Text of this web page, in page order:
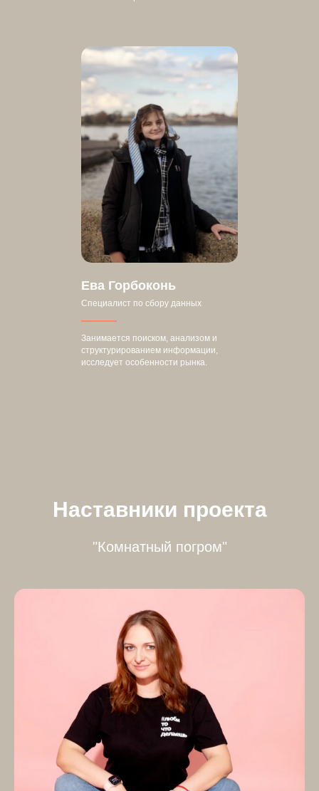
Ева Горбоконь
Специалист по сбору данных
Занимается поиском, анализом и
структурированием информации,
исследует особенности рынка.
Наставники проекта
"Комнатный погром"